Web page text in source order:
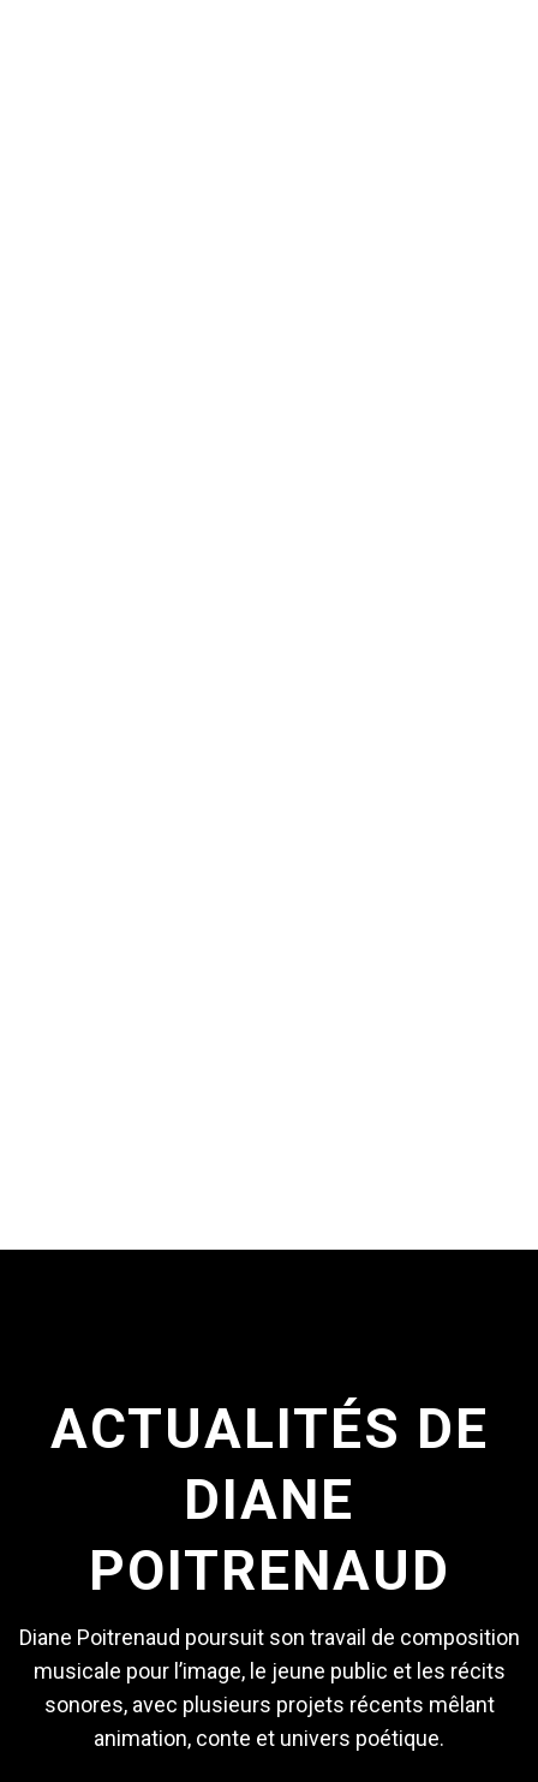
ACTUALITÉS DE
DIANE
POITRENAUD
Diane Poitrenaud poursuit son travail de composition
musicale pour l’image, le jeune public et les récits
sonores, avec plusieurs projets récents mêlant
animation, conte et univers poétique.